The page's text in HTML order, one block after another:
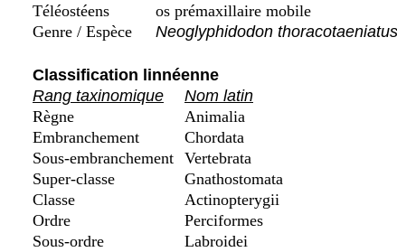
Téléostéens
os prémaxillaire mobile
Genre / Espèce
Neoglyphidodon thoracotaeniatus
Classification linnéenne
Rang taxinomique
Nom latin
Règne
Animalia
Embranchement
Chordata
Sous-embranchement Vertebrata
Super-classe
Gnathostomata
Classe
Actinopterygii
Ordre
Perciformes
Sous-ordre
Labroidei